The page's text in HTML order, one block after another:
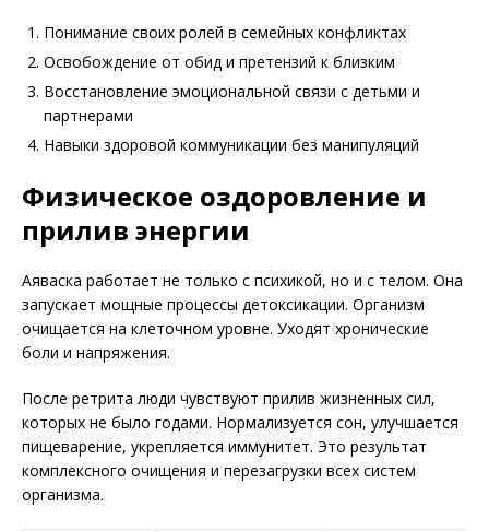
Понимание своих ролей в семейных конфликтах
Освобождение от обид и претензий к близким
Восстановление эмоциональной связи с детьми и
партнерами
Навыки здоровой коммуникации без манипуляций
Физическое оздоровление и
прилив энергии
Аяваска работает не только с психикой, но и с телом. Она
запускает мощные процессы детоксикации. Организм
очищается на клеточном уровне. Уходят хронические
боли и напряжения.
После ретрита люди чувствуют прилив жизненных сил,
которых не было годами. Нормализуется сон, улучшается
пищеварение, укрепляется иммунитет. Это результат
комплексного очищения и перезагрузки всех систем
организма.